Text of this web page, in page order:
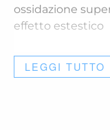
ossidazione
effetto estestico
LEGGI TUTTO